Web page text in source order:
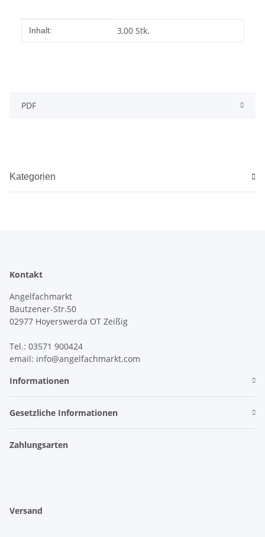
Produkteigenschaft
Wert
Inhalt: 3,00 Stk.
PDF
Kategorien
Kontakt
Angelfachmarkt
Bautzener-Str.50
02977 Hoyerswerda OT Zeißig
Tel.: 03571 900424
email: info@angelfachmarkt.com
Informationen
Gesetzliche Informationen
Zahlungsarten
Versand